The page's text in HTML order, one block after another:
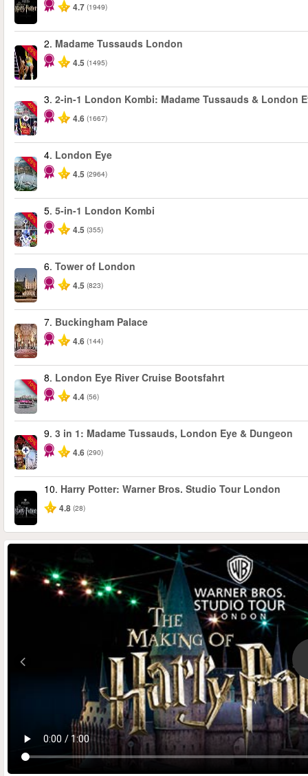
4.7 (1949)
-25%
2. Madame Tussauds London
4.5 (1495)
-40%
3. 2-in-1 London Kombi: Madame Tussauds & London
4.6 (1667)
-25%
4. London Eye
4.5 (2964)
-60%
5. 5-in-1 London Kombi
4.5 (355)
6. Tower of London
4.5 (823)
7. Buckingham Palace
4.6 (144)
-10%
8. London Eye River Cruise Bootsfahrt
4.4 (56)
-30%
9. 3 in 1: Madame Tussauds, London Eye & Dungeon
4.6 (290)
10. Harry Potter: Warner Bros. Studio Tour London
4.8 (28)